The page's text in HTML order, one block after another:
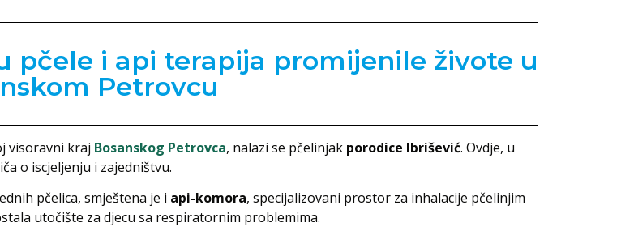
pčele i api terapija promijenile živote u
Petrovcu
visoravni kraj Bosanskog Petrovca, nalazi se pčelinjak porodice Ibrišević. Ovdje, u
o iscjeljenju i zajedništvu.
pčelica, smještena je i api-komora, specijalizovani prostor za inhalacije pčelinjim
utočište za djecu sa respiratornim problemima.